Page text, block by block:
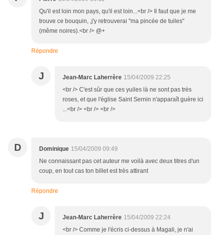
Qu'il est loin mon pays, qu'il est loin...<br /> Il faut que je me
trouve ce bouquin, ,j'y retrouverai "ma pincée de tuiles"
(même noires).<br /> @+
Répondre
J Jean-Marc Laherrère 15/04/2009 22:25
<br /> C'est sûr que ces yuiles là ne sont pas très
roses, et que l'église Saint Sernin n'apparaît guère ici
...<br /> <br /> <br />
D Dominique 15/04/2009 09:49
Ne connaissant pas cet auteur me voilà avec deux titres d'un
coup, en tout cas ton billet est très attirant
Répondre
J Jean-Marc Laherrère 15/04/2009 22:24
<br /> Comme je l'écris ci-dessus à Magali, je n'ai